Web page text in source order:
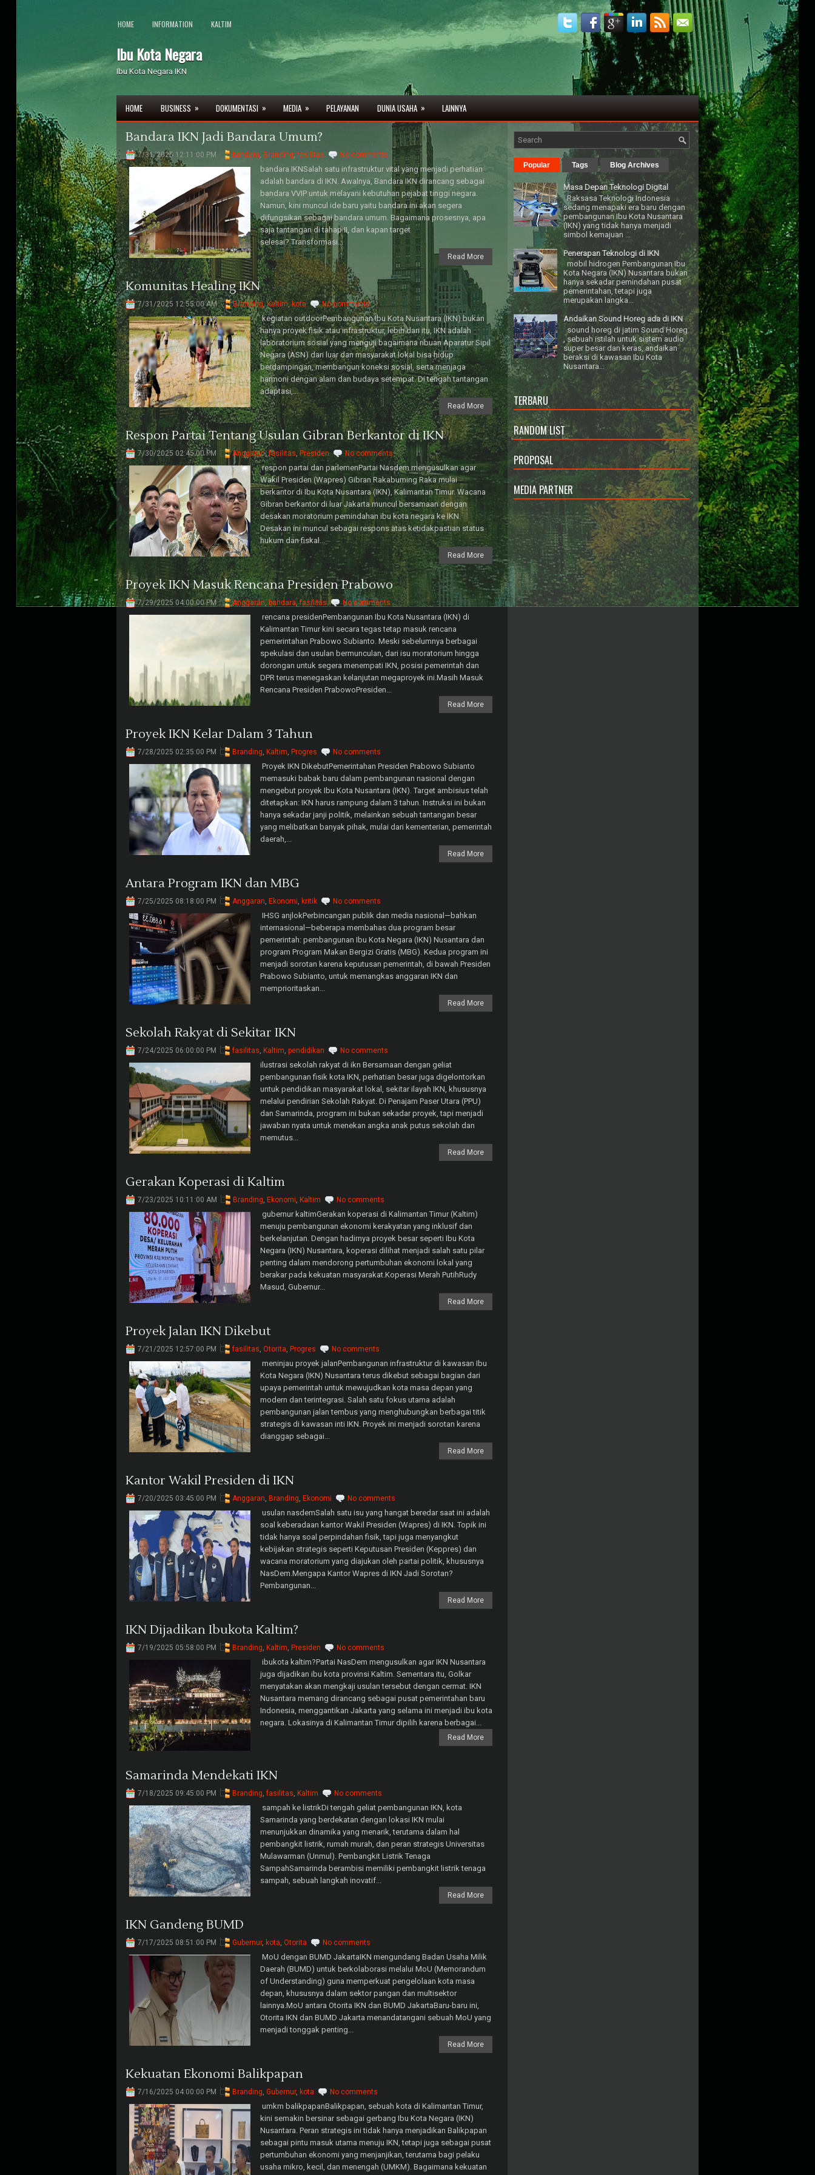
HOME INFORMATION KALTIM
Ibu Kota Negara
Ibu Kota Negara IKN
HOME BUSINESS » DOKUMENTASI » MEDIA » PELAYANAN DUNIA USAHA » LAINNYA
Bandara IKN Jadi Bandara Umum?
7/31/2025 12:11:00 PM bandara, Branding, fasilitas No comments
bandara IKNSalah satu infrastruktur vital yang menjadi perhatian
adalah bandara di IKN. Awalnya, Bandara IKN dirancang sebagai
bandara VVIP untuk melayani kebutuhan pejabat tinggi negara.
Namun, kini muncul ide baru yaitu bandara ini akan segera
difungsikan sebagai bandara umum. Bagaimana prosesnya, apa
saja tantangan di tahap II, dan kapan target
selesai? Transformasi...
Read More
Komunitas Healing IKN
7/31/2025 12:55:00 AM Branding,Kaltim, kota No comments
kegiatan outdoorPembangunan Ibu Kota Nusantara (IKN) bukan
hanya proyek fisik atau infrastruktur, lebih dari itu, IKN adalah
laboratorium sosial yang menguji bagaimana ribuan Aparatur Sipil
Negara (ASN) dari luar dan masyarakat lokal bisa hidup
berdampingan, membangun koneksi sosial, serta menjaga
harmoni dengan alam dan budaya setempat. Di tengah tantangan
adaptasi,...
Read More
Respon Partai Tentang Usulan Gibran Berkantor di IKN
7/30/2025 02:45:00 PM Anggaran,fasilitas, Presiden No comments
respon partai dan parlemenPartai Nasdem mengusulkan agar
Wakil Presiden (Wapres) Gibran Rakabuming Raka mulai
berkantor di Ibu Kota Nusantara (IKN), Kalimantan Timur. Wacana
Gibran berkantor di luar Jakarta muncul bersamaan dengan
desakan moratorium pemindahan ibu kota negara ke IKN.
Desakan ini muncul sebagai respons atas ketidakpastian status
hukum dan fiskal...
Read More
Proyek IKN Masuk Rencana Presiden Prabowo
7/29/2025 04:00:00 PM Anggaran, bandara,fasilitas No comments
rencana presidenPembangunan Ibu Kota Nusantara (IKN) di
Kalimantan Timur kini secara tegas tetap masuk rencana
pemerintahan Prabowo Subianto. Meski sebelumnya berbagai
spekulasi dan usulan bermunculan, dari isu moratorium hingga
dorongan untuk segera menempati IKN, posisi pemerintah dan
DPR terus menegaskan kelanjutan megaproyek ini.Masih Masuk
Rencana Presiden PrabowoPresiden...
Read More
Proyek IKN Kelar Dalam 3 Tahun
7/28/2025 02:35:00 PM Branding, Kaltim, Progres No comments
Proyek IKN DikebutPemerintahan Presiden Prabowo Subianto
memasuki babak baru dalam pembangunan nasional dengan
mengebut proyek Ibu Kota Nusantara (IKN). Target ambisius telah
ditetapkan: IKN harus rampung dalam 3 tahun. Instruksi ini bukan
hanya sekadar janji politik, melainkan sebuah tantangan besar
yang melibatkan banyak pihak, mulai dari kementerian, pemerintah
daerah,...
Read More
Antara Program IKN dan MBG
7/25/2025 08:18:00 PM Anggaran, Ekonomi, kritik No comments
IHSG anjlokPerbincangan publik dan media nasional—bahkan
internasional—beberapa membahas dua program besar
pemerintah: pembangunan Ibu Kota Negara (IKN) Nusantara dan
program Program Makan Bergizi Gratis (MBG). Kedua program ini
menjadi sorotan karena keputusan pemerintah, di bawah Presiden
Prabowo Subianto, untuk memangkas anggaran IKN dan
memprioritaskan...
Read More
Sekolah Rakyat di Sekitar IKN
7/24/2025 06:00:00 PM fasilitas, Kaltim, pendidikan No comments
ilustrasi sekolah rakyat di ikn Bersamaan dengan geliat
pembangunan fisik kota IKN, perhatian besar juga digelontorkan
untuk pendidikan masyarakat lokal, sekitar ilayah IKN, khususnya
melalui pendirian Sekolah Rakyat. Di Penajam Paser Utara (PPU)
dan Samarinda, program ini bukan sekadar proyek, tapi menjadi
jawaban nyata untuk menekan angka anak putus sekolah dan
memutus...
Read More
Gerakan Koperasi di Kaltim
7/23/2025 10:11:00 AM Branding, Ekonomi, Kaltim No comments
gubernur kaltimGerakan koperasi di Kalimantan Timur (Kaltim)
menuju pembangunan ekonomi kerakyatan yang inklusif dan
berkelanjutan. Dengan hadirnya proyek besar seperti Ibu Kota
Negara (IKN) Nusantara, koperasi dilihat menjadi salah satu pilar
penting dalam mendorong pertumbuhan ekonomi lokal yang
berakar pada kekuatan masyarakat.Koperasi Merah PutihRudy
Masud, Gubernur...
Read More
Proyek Jalan IKN Dikebut
7/21/2025 12:57:00 PM fasilitas, Otorita, Progres No comments
meninjau proyek jalanPembangunan infrastruktur di kawasan Ibu
Kota Negara (IKN) Nusantara terus dikebut sebagai bagian dari
upaya pemerintah untuk mewujudkan kota masa depan yang
modern dan terintegrasi. Salah satu fokus utama adalah
pembangunan jalan tembus yang menghubungkan berbagai titik
strategis di kawasan inti IKN. Proyek ini menjadi sorotan karena
dianggap sebagai...
Read More
Kantor Wakil Presiden di IKN
7/20/2025 03:45:00 PM Anggaran, Branding, Ekonomi No comments
usulan nasdemSalah satu isu yang hangat beredar saat ini adalah
soal keberadaan kantor Wakil Presiden (Wapres) di IKN. Topik ini
tidak hanya soal perpindahan fisik, tapi juga menyangkut
kebijakan strategis seperti Keputusan Presiden (Keppres) dan
wacana moratorium yang diajukan oleh partai politik, khususnya
NasDem.Mengapa Kantor Wapres di IKN Jadi Sorotan?
Pembangunan...
Read More
IKN Dijadikan Ibukota Kaltim?
7/19/2025 05:58:00 PM Branding, Kaltim, Presiden No comments
ibukota kaltim?Partai NasDem mengusulkan agar IKN Nusantara
juga dijadikan ibu kota provinsi Kaltim. Sementara itu, Golkar
menyatakan akan mengkaji usulan tersebut dengan cermat. IKN
Nusantara memang dirancang sebagai pusat pemerintahan baru
Indonesia, menggantikan Jakarta yang selama ini menjadi ibu kota
negara. Lokasinya di Kalimantan Timur dipilih karena berbagai...
Read More
Samarinda Mendekati IKN
7/18/2025 09:45:00 PM Branding,fasilitas, Kaltim No comments
sampah ke listrikDi tengah geliat pembangunan IKN, kota
Samarinda yang berdekatan dengan lokasi IKN mulai
menunjukkan dinamika yang menarik, terutama dalam hal
pembangkit listrik, rumah murah, dan peran strategis Universitas
Mulawarman (Unmul). Pembangkit Listrik Tenaga
SampahSamarinda berambisi memiliki pembangkit listrik tenaga
sampah, sebuah langkah inovatif...
Read More
IKN Gandeng BUMD
7/17/2025 08:51:00 PM Gubernur, kota, Otorita No comments
MoU dengan BUMD JakartaIKN mengundang Badan Usaha Milik
Daerah (BUMD) untuk berkolaborasi melalui MoU (Memorandum
of Understanding) guna memperkuat pengelolaan kota masa
depan, khususnya dalam sektor pangan dan multisektor
lainnya.MoU antara Otorita IKN dan BUMD JakartaBaru-baru ini,
Otorita IKN dan BUMD Jakarta menandatangani sebuah MoU yang
menjadi tonggak penting...
Read More
Kekuatan Ekonomi Balikpapan
7/16/2025 04:00:00 PM Branding, Gubernur, kota No comments
umkm balikpapanBalikpapan, sebuah kota di Kalimantan Timur,
kini semakin bersinar sebagai gerbang Ibu Kota Negara (IKN)
Nusantara. Peran strategis ini tidak hanya menjadikan Balikpapan
sebagai pintu masuk utama menuju IKN, tetapi juga sebagai pusat
pertumbuhan ekonomi yang menjanjikan, terutama bagi pelaku
usaha mikro, kecil, dan menengah (UMKM). Bagaimana kekuatan
Popular Tags Blog Archives
Masa Depan Teknologi Digital
Raksasa Teknologi Indonesia
sedang menapaki era baru dengan
pembangunan Ibu Kota Nusantara
(IKN) yang tidak hanya menjadi
simbol kemajuan ...
Penerapan Teknologi di IKN
mobil hidrogen Pembangunan Ibu
Kota Negara (IKN) Nusantara bukan
hanya sekadar pemindahan pusat
pemerintahan, tetapi juga
merupakan langka...
Andaikan Sound Horeg ada di IKN
sound horeg di jatim Sound Horeg
, sebuah istilah untuk sistem audio
super besar dan keras, andaikan
beraksi di kawasan Ibu Kota
Nusantara...
TERBARU
RANDOM LIST
PROPOSAL
MEDIA PARTNER